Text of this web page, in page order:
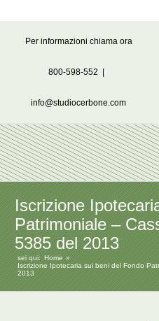
Per informazioni chiama ora
800-598-552
info@studiocerbone.com
Iscrizione
Patrimoniale –
5385 del 2013
sei qui:
Home
Iscrizione Ipotecaria sui beni del Fondo
2013